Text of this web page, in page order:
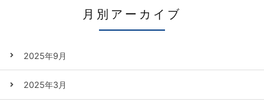
月別アーカイブ
2025年9月
2025年3月